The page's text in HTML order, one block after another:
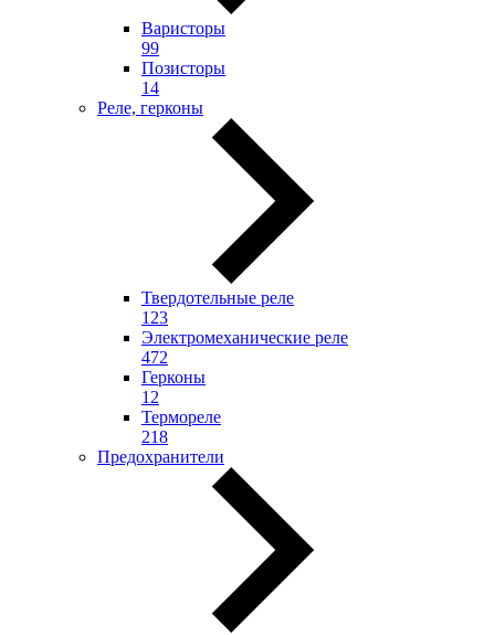
Варисторы
99
Позисторы
14
Реле, герконы
Твердотельные реле
123
Электромеханические реле
472
Герконы
12
Термореле
218
Предохранители